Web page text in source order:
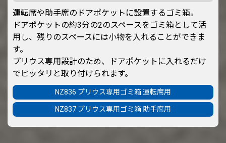
運転席や助手席のドアポケットに設置するゴミ箱。
ドアポケットの約3分の2のスペースをゴミ箱として活
用し、残りのスペースには小物を入れることができま
す。
プリウス専用設計のため、ドアポケットに入れるだけ
でピッタリと取り付けられます。
NZ836 プリウス専用ゴミ箱 運転席用
NZ837 プリウス専用ゴミ箱 助手席用